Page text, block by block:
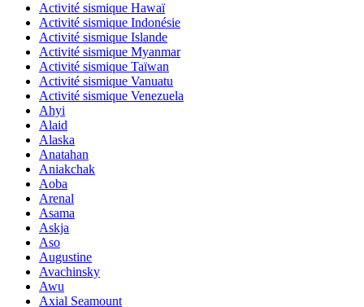
Activité sismique Hawaï
Activité sismique Indonésie
Activité sismique Islande
Activité sismique Myanmar
Activité sismique Taïwan
Activité sismique Vanuatu
Activité sismique Venezuela
Ahyi
Alaid
Alaska
Anatahan
Aniakchak
Aoba
Arenal
Asama
Askja
Aso
Augustine
Avachinsky
Awu
Axial Seamount